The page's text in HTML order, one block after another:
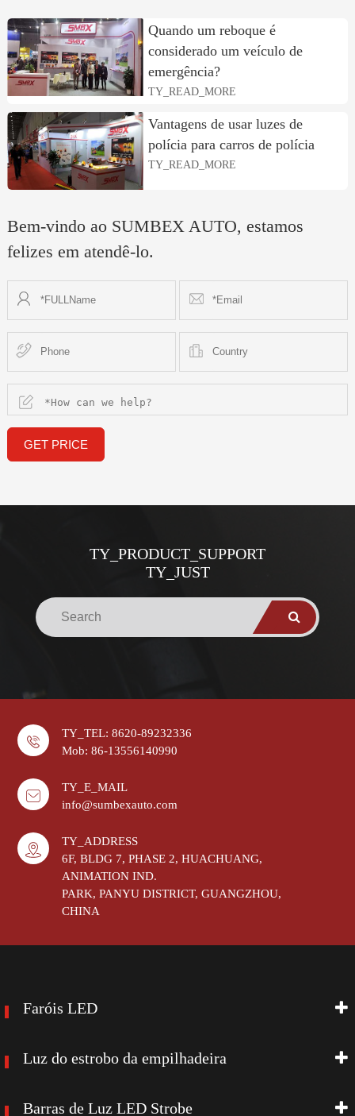
Quando um reboque é
considerado um veículo de
emergência?
TY_READ_MORE
Vantagens de usar luzes de
polícia para carros de polícia
TY_READ_MORE
Bem-vindo ao SUMBEX AUTO, estamos
felizes em atendê-lo.
GET PRICE
TY_PRODUCT_SUPPORT
TY_JUST
TY_TEL: 8620-89232336
Mob: 86-13556140990
TY_E_MAIL
info@sumbexauto.com
TY_ADDRESS
6F, BLDG 7, PHASE 2, HUACHUANG,
ANIMATION IND.
PARK, PANYU DISTRICT, GUANGZHOU,
CHINA
Faróis LED
Luz do estrobo da empilhadeira
Barras de Luz LED Strobe